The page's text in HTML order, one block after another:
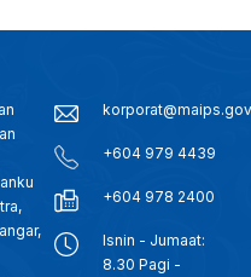
+604 979 4439
+604 978 2400
Isnin - Jumaat:
8.30 Pagi -